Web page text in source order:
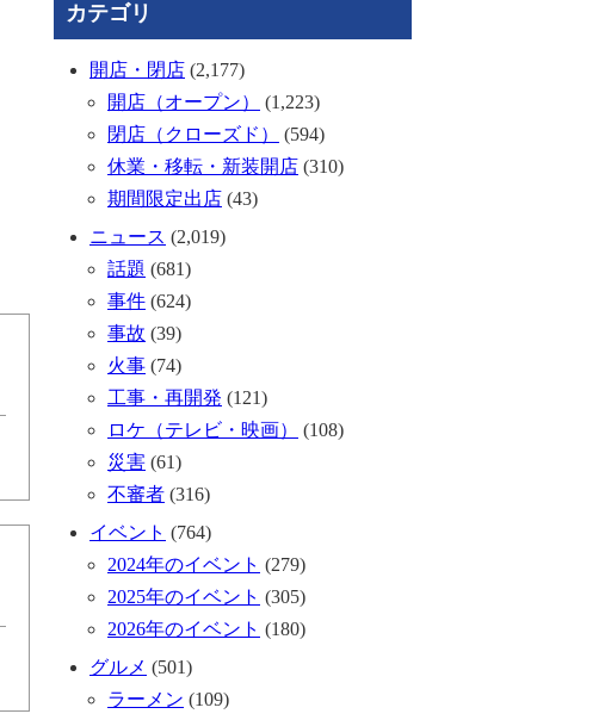
カテゴリ
開店・閉店 (2,177)
開店（オープン）
(1,223)
閉店（クローズド）
(594)
休業・移転・新装開店 (310)
期間限定出店 (43)
ニュース (2,019)
話題 (681)
事件 (624)
事故 (39)
火事 (74)
工事・再開発 (121)
ロケ（テレビ・映画）
(108)
災害 (61)
不審者 (316)
イベント (764)
2024年のイベント (279)
2025年のイベント (305)
2026年のイベント (180)
グルメ (501)
ラーメン (109)